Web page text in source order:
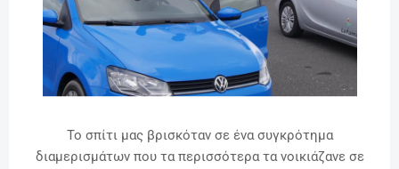
Το σπίτι μας βρισκόταν σε ένα συγκρότημα
διαμερισμάτων που τα περισσότερα τα νοικιάζανε σε